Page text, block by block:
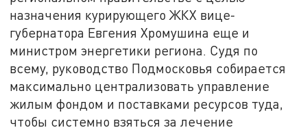
назначения курирующего ЖКХ вице-
губернатора Евгения Хромушина еще и
министром энергетики региона. Судя по
всему, руководство Подмосковья собирается
максимально централизовать управление
жилым фондом и поставками ресурсов туда,
чтобы системно взяться за лечение